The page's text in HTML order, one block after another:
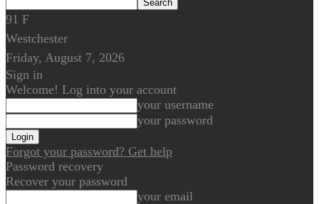
91 F
Westchester
Friday, August 7, 2026
Sign in
Welcome! Log into your account
your username
your password
Forgot your password? Get help
Password recovery
Recover your password
your email